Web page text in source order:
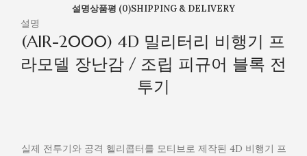
물
구
블
록
설명상품평 (0)SHIPPING & DELIVERY
설명
(AIR-2000) 4D 밀리터리 비행기 프
라모델 장난감 / 조립 피규어 블록 전
투기
실제 전투기와 공격 헬리콥터를 모티브로 제작된 4D 비행기 프